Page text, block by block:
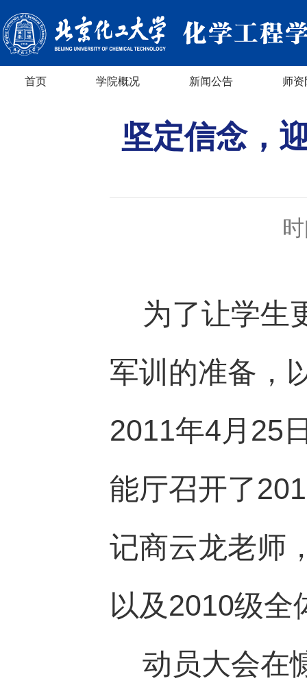
首页 学院概况 新闻公告 师资
坚定信念，
为了让学生
军训的准备，
2011年4月25
能厅召开了
记商云龙老师
以及2010级全
动员大会在